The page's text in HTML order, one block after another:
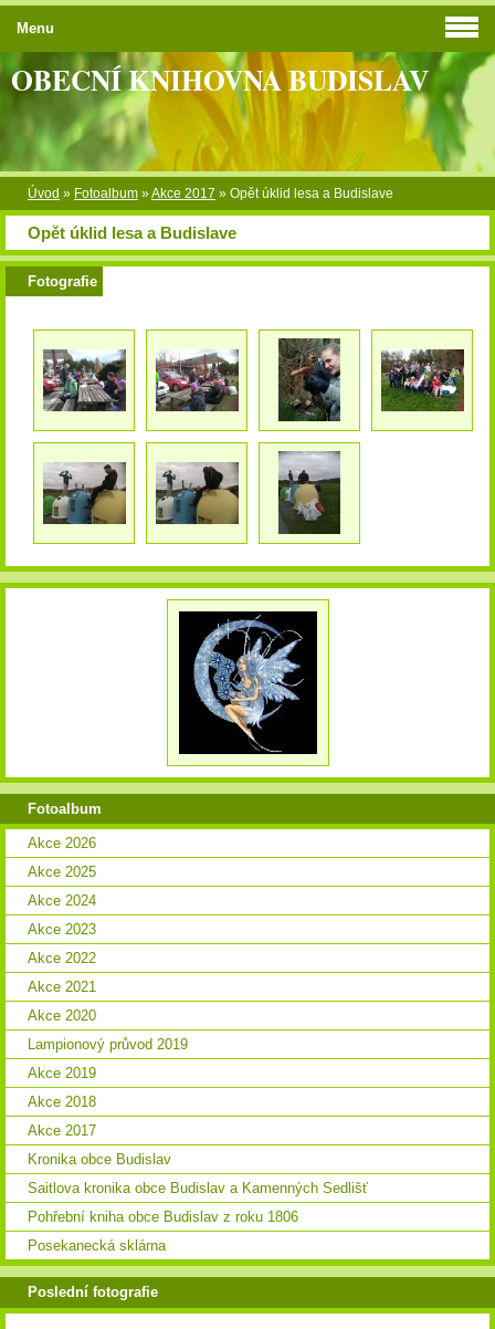
OBECNÍ KNIHOVNA BUDISLAV
Úvod » Fotoalbum »Akce 2017 » Opět úklid lesa a Budislave
Opět úklid lesa a Budislave
Fotografie
Menu
Fotoalbum
Akce 2026
Akce 2025
Akce 2024
Akce 2023
Akce 2022
Akce 2021
Akce 2020
Lampionový průvod 2019
Akce 2019
Akce 2018
Akce 2017
Kronika obce Budislav
Saitlova kronika obce Budislav a Kamenných Sedlišť
Pohřební kniha obce Budislav z roku 1806
Posekanecká sklárna
Poslední fotografie